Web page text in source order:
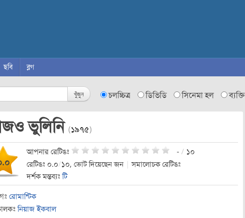
ছবি ব্লগ
খুঁজুন চলচ্চিত্র ডিভিডি সিনেমা হল ব্যক্তি
ভুলিনি (১৯৭৫)
আপনার রেটিঙঃ - / ১০
রেটিঙঃ ০.০/১০, ভোট দিয়েছেন জন
সমালোচক রেটিঙঃ
দর্শক মন্তব্যঃটি
রোমান্টিক
নিয়াজ ইকবাল